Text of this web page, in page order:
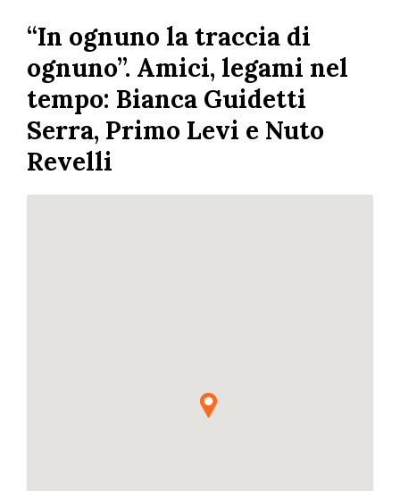
content
“In ognuno la traccia di
ognuno”. Amici, legami nel
tempo: Bianca Guidetti
Serra, Primo Levi e Nuto
Revelli